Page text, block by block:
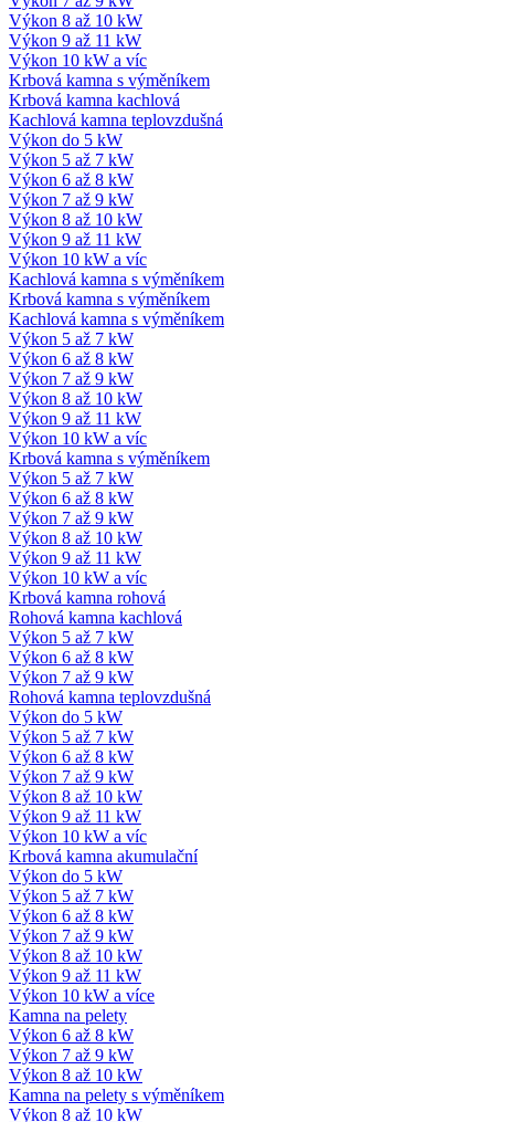
Výkon 8 až 10 kW
Výkon 9 až 11 kW
Výkon 10 kW a víc
Krbová kamna s výměníkem
Krbová kamna kachlová
Kachlová kamna teplovzdušná
Výkon do 5 kW
Výkon 5 až 7 kW
Výkon 6 až 8 kW
Výkon 7 až 9 kW
Výkon 8 až 10 kW
Výkon 9 až 11 kW
Výkon 10 kW a víc
Kachlová kamna s výměníkem
Krbová kamna s výměníkem
Kachlová kamna s výměníkem
Výkon 5 až 7 kW
Výkon 6 až 8 kW
Výkon 7 až 9 kW
Výkon 8 až 10 kW
Výkon 9 až 11 kW
Výkon 10 kW a víc
Krbová kamna s výměníkem
Výkon 5 až 7 kW
Výkon 6 až 8 kW
Výkon 7 až 9 kW
Výkon 8 až 10 kW
Výkon 9 až 11 kW
Výkon 10 kW a víc
Krbová kamna rohová
Rohová kamna kachlová
Výkon 5 až 7 kW
Výkon 6 až 8 kW
Výkon 7 až 9 kW
Rohová kamna teplovzdušná
Výkon do 5 kW
Výkon 5 až 7 kW
Výkon 6 až 8 kW
Výkon 7 až 9 kW
Výkon 8 až 10 kW
Výkon 9 až 11 kW
Výkon 10 kW a víc
Krbová kamna akumulační
Výkon do 5 kW
Výkon 5 až 7 kW
Výkon 6 až 8 kW
Výkon 7 až 9 kW
Výkon 8 až 10 kW
Výkon 9 až 11 kW
Výkon 10 kW a více
Kamna na pelety
Výkon 6 až 8 kW
Výkon 7 až 9 kW
Výkon 8 až 10 kW
Kamna na pelety s výměníkem
Výkon 8 až 10 kW